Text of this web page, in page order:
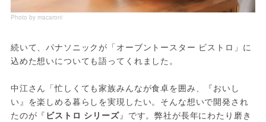
Photo by macaroni
続いて、パナソニックが「オーブントースター ビストロ」に
込めた想いについても語ってくれました。
中江さん「忙しくても家族みんなが食卓を囲み、『おいし
い』を楽しめる暮らしを実現したい。そんな想いで開発され
たのが『 ビストロ シリーズ』です。弊社が長年にわたり磨き